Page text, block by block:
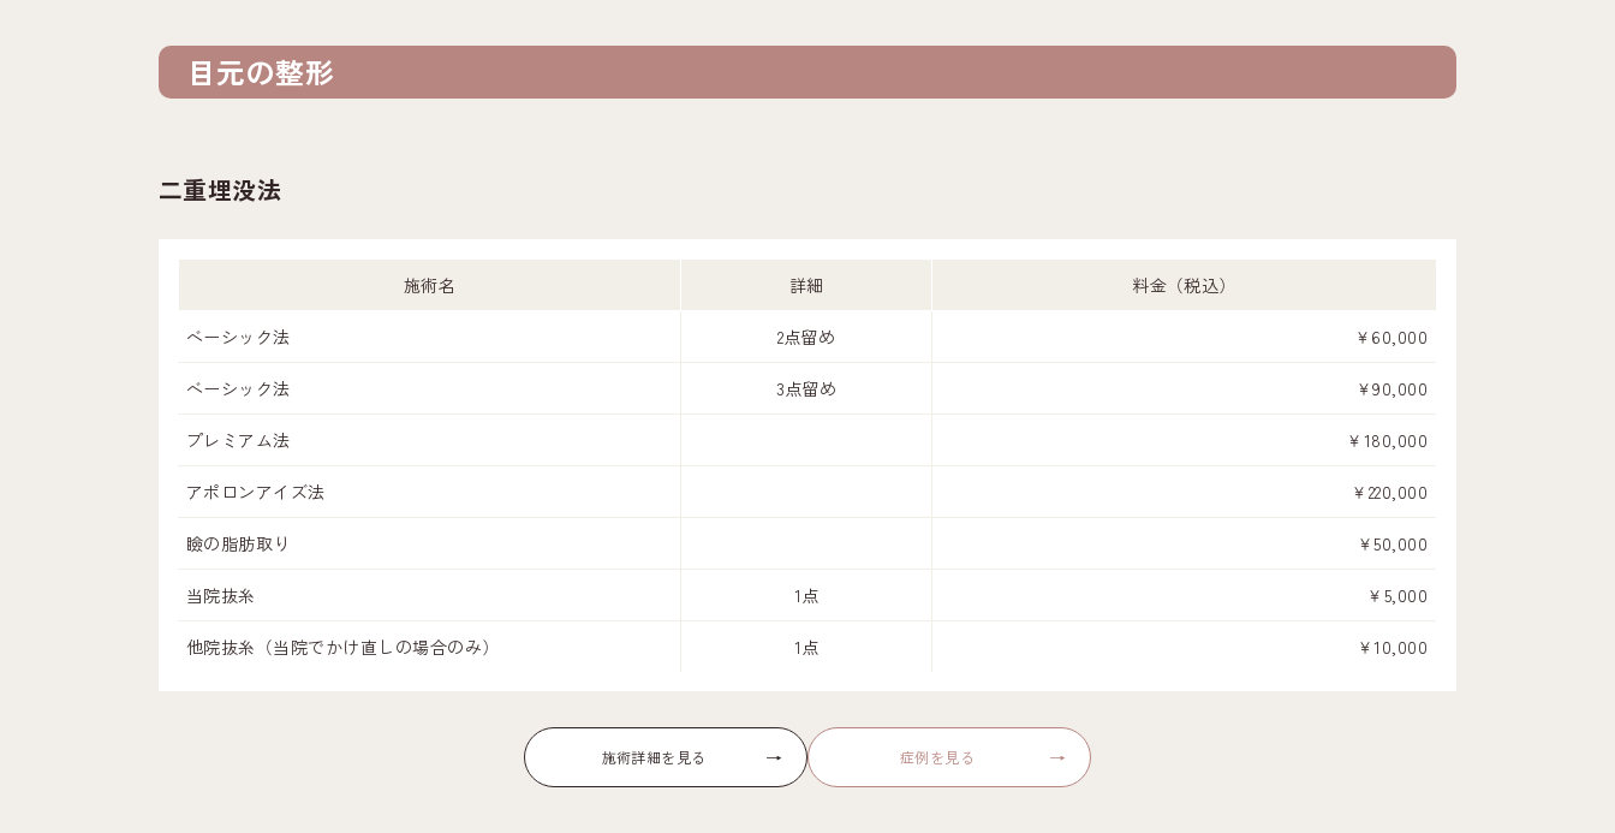
目元の整形
二重埋没法
施術名 詳細 料金（税込）
ベーシック法 2点留め ￥60,000
ベーシック法 3点留め ￥90,000
プレミアム法 ￥180,000
アポロンアイズ法 ￥220,000
瞼の脂肪取り ￥50,000
当院抜糸 1点 ￥5,000
他院抜糸（当院でかけ直しの場合のみ） 1点 ￥10,000
施術詳細を見る → 症例を見る →